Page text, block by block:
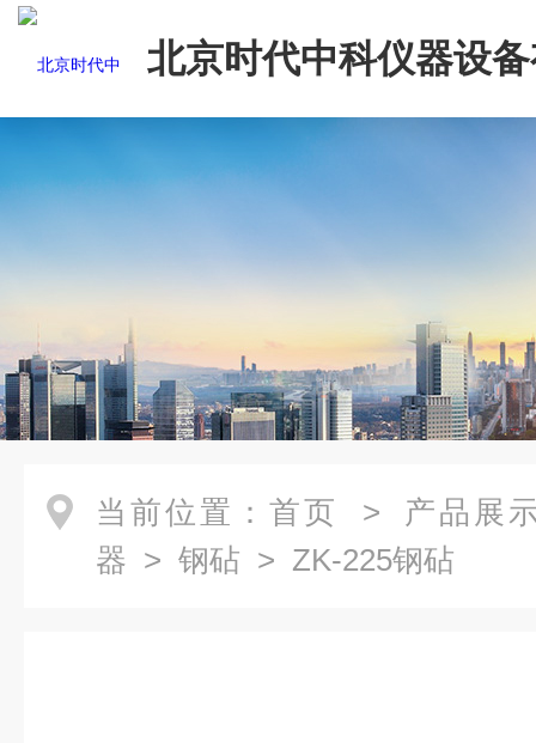
北京时代中科仪器设
司
当前位置： 首页 > 产品展
器 > 钢砧 > ZK-225钢砧